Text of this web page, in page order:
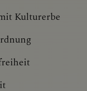
Kulturerbe